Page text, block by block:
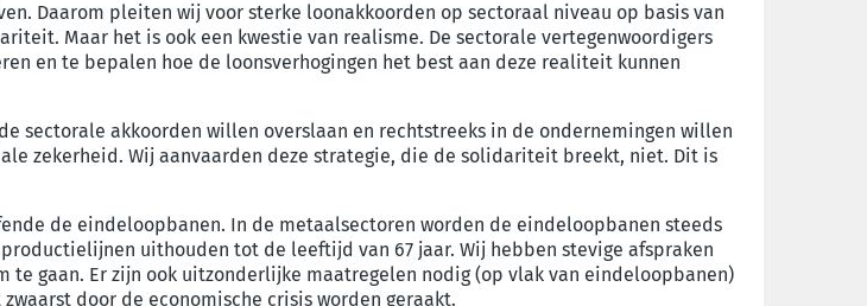
Daarom pleiten wij voor sterke loonakkoorden op sectoraal niveau op basis van
Maar het is ook een kwestie van realisme. De sectorale vertegenwoordigers
en te bepalen hoe de loonsverhogingen het best aan deze realiteit kunnen
sectorale akkoorden willen overslaan en rechtstreeks in de ondernemingen willen
zekerheid. Wij aanvaarden deze strategie, die de solidariteit breekt, niet. Dit is
de eindeloopbanen. In de metaalsectoren worden de eindeloopbanen steeds
uithouden tot de leeftijd van 67 jaar. Wij hebben stevige afspraken
gaan. Er zijn ook uitzonderlijke maatregelen nodig (op vlak van eindeloopbanen)
door de economische crisis worden geraakt.